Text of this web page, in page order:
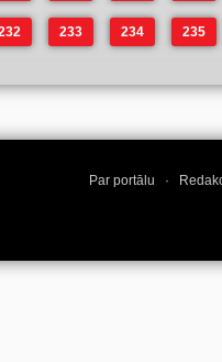
233 234 235
Par portālu ·